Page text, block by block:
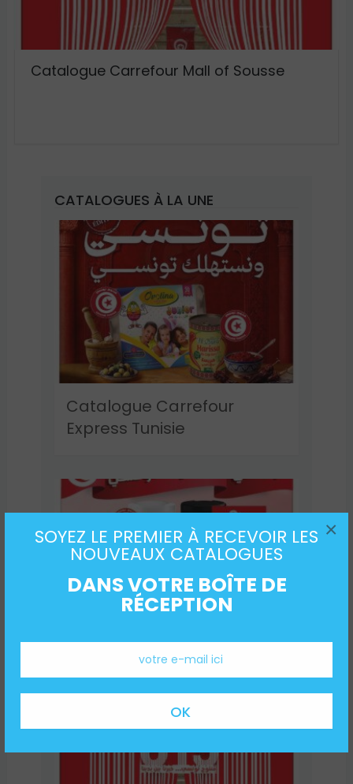
SOYEZ LE PREMIER À RECEVOIR LES
NOUVEAUX CATALOGUES
DANS VOTRE BOÎTE DE
RÉCEPTION
×
Catalogue Carrefour Mall of Sousse
CATALOGUES À LA UNE
Catalogue Carrefour
Express Tunisie
Catalogue Carrefour